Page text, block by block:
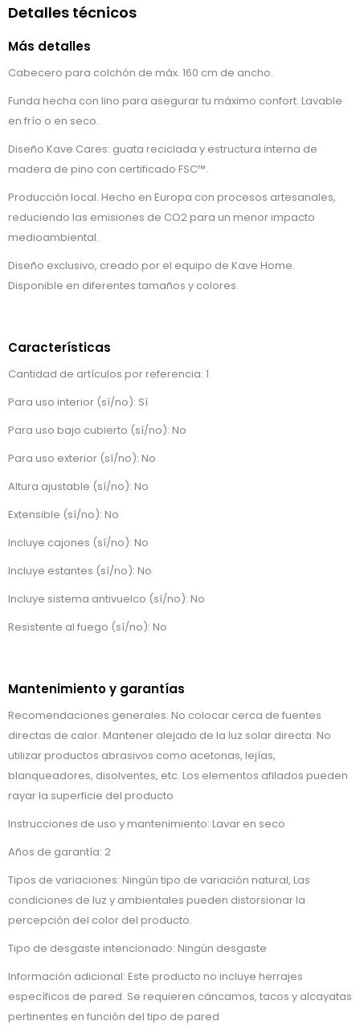
Detalles técnicos
Más detalles
Cabecero para colchón de máx. 160 cm de ancho.
Funda hecha con lino para asegurar tu máximo confort. Lavable
en frío o en seco.
Diseño Kave Cares: guata reciclada y estructura interna de
madera de pino con certificado FSC™.
Producción local. Hecho en Europa con procesos artesanales,
reduciendo las emisiones de CO2 para un menor impacto
medioambiental.
Diseño exclusivo, creado por el equipo de Kave Home.
Disponible en diferentes tamaños y colores.
Características
Cantidad de artículos por referencia: 1
Para uso interior (sí/no): Sí
Para uso bajo cubierto (sí/no): No
Para uso exterior (sí/no): No
Altura ajustable (sí/no): No
Extensible (sí/no): No
Incluye cajones (sí/no): No
Incluye estantes (sí/no): No
Incluye sistema antivuelco (sí/no): No
Resistente al fuego (sí/no): No
Mantenimiento y garantías
Recomendaciones generales: No colocar cerca de fuentes
directas de calor. Mantener alejado de la luz solar directa. No
utilizar productos abrasivos como acetonas, lejías,
blanqueadores, disolventes, etc. Los elementos afilados pueden
rayar la superficie del producto
Instrucciones de uso y mantenimiento: Lavar en seco
Años de garantía: 2
Tipos de variaciones: Ningún tipo de variación natural, Las
condiciones de luz y ambientales pueden distorsionar la
percepción del color del producto.
Tipo de desgaste intencionado: Ningún desgaste
Información adicional: Este producto no incluye herrajes
específicos de pared. Se requieren cáncamos, tacos y alcayatas
pertinentes en función del tipo de pared